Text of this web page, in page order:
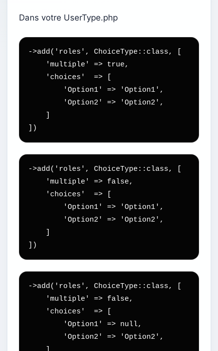
Dans votre UserType.php
->add('roles', ChoiceType::class, [
])
->add('roles', ChoiceType::class, [
])
->add('roles', ChoiceType::class, [